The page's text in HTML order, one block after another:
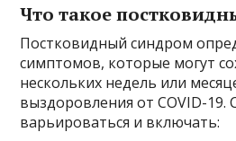
Что такое
Постковидный синдром
симптомов, которые могут
нескольких недель или
выздоровления от COVID-
варьироваться и включать: